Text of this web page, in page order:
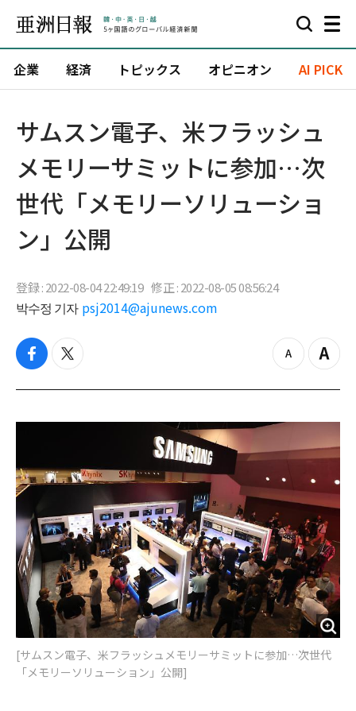
企業 経済 トピックス オピニオン AI PICK
サムスン電子、米フラッシュ
メモリーサミットに参加…次
世代「メモリーソリューショ
ン」公開
登録 : 2022-08-04 22:49:19 修正 : 2022-08-05 08:56:24
박수정 기자 psj2014@ajunews.com
f
c
b
k
t
i
t
z
o
o
t
Z
o
i
[サムスン電子、米フラッシュメモリーサミットに参加…次世代
「メモリーソリューション」公開]